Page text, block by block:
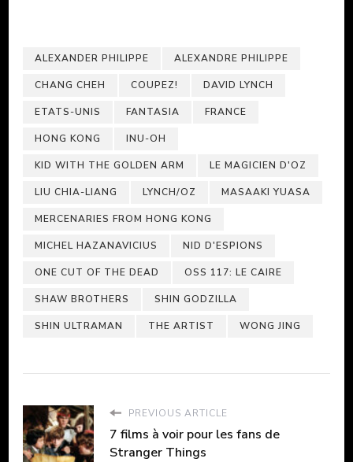
ALEXANDER PHILIPPE ALEXANDRE PHILIPPE
CHANG CHEH COUPEZ! DAVID LYNCH
ETATS-UNIS FANTASIA FRANCE
HONG KONG INU-OH
KID WITH THE GOLDEN ARM LE MAGICIEN D'OZ
LIU CHIA-LIANG LYNCH/OZ MASAAKI YUASA
MERCENARIES FROM HONG KONG
MICHEL HAZANAVICIUS NID D'ESPIONS
ONE CUT OF THE DEAD OSS 117: LE CAIRE
SHAW BROTHERS SHIN GODZILLA
SHIN ULTRAMAN THE ARTIST WONG JING
PREVIOUS ARTICLE
7 films à voir pour les fans de
Stranger Things